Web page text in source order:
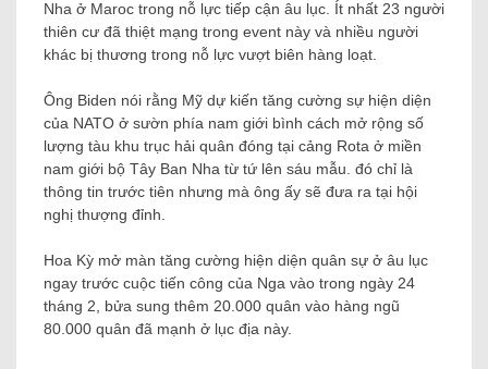
Nha ở Maroc trong nỗ lực tiếp cận âu lục. Ít nhất 23 người
thiên cư đã thiệt mạng trong event này và nhiều người
khác bị thương trong nỗ lực vượt biên hàng loạt.
Ông Biden nói rằng Mỹ dự kiến tăng cường sự hiện diện
của NATO ở sườn phía nam giới bình cách mở rộng số
lượng tàu khu trục hải quân đóng tại cảng Rota ở miền
nam giới bộ Tây Ban Nha từ tứ lên sáu mẫu. đó chỉ là
thông tin trước tiên nhưng mà ông ấy sẽ đưa ra tại hội
nghị thượng đỉnh.
Hoa Kỳ mở màn tăng cường hiện diện quân sự ở âu lục
ngay trước cuộc tiến công của Nga vào trong ngày 24
tháng 2, bửa sung thêm 20.000 quân vào hàng ngũ
80.000 quân đã mạnh ở lục địa này.